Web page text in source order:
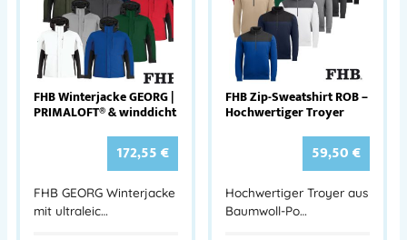
FHB Winterjacke GEORG |
PRIMALOFT® & winddicht
172,55€
FHB GEORG Winterjacke
mit ultraleic…
FHB Zip-Sweatshirt ROB –
Hochwertiger Troyer
59,50€
Hochwertiger Troyer aus
Baumwoll-Po…